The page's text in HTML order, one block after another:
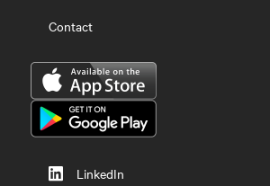
Contact
LinkedIn